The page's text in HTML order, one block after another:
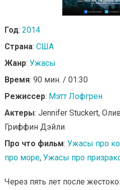
Год: 2014
Страна: США
Жанр: Ужасы
Время: 90 мин. / 01:30
Режиссер: Мэтт Лофгрен
Актеры: Jennifer Stuckert,
Гриффин Дэйли
Про что фильм: Ужасы про
про море, Ужасы про
Через пять лет после